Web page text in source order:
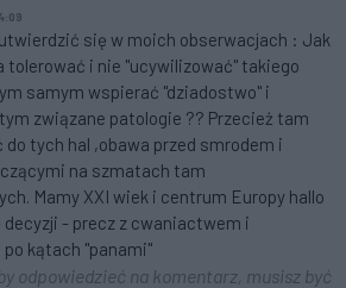
się w moich obserwacjach : Jak
tolerować i nie "ucywilizować" takiego
samym wspierać "dziadostwo" i
związane patologie ?? Przecież tam
tych hal ,obawa przed smrodem i
na szmatach tam
Mamy XXI wiek i centrum Europy hallo
decyzji - precz z cwaniactwem i
kątach "panami"
odpowiedzieć na komentarz, musisz być